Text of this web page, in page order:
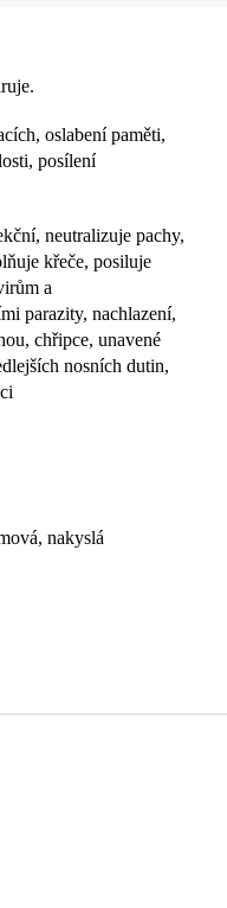
oslabení paměti,
posílení
neutralizuje pachy,
křeče, posiluje
a
parazity, nachlazení,
chřipce, unavené
nosních dutin,
nakyslá